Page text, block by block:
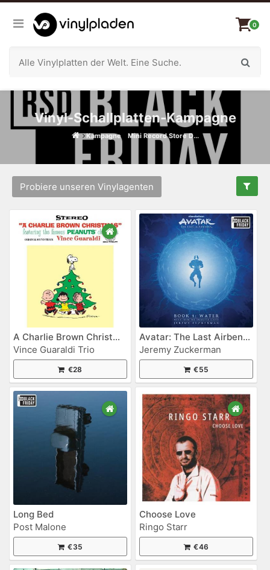
0
Vinyl-Schallplatten-Kampagne
Kampagne Mini Record Store D...
Probiere unseren Vinylagenten
A Charlie Brown Christmas
Vince Guaraldi Trio
€28
Avatar: The Last Airbender - Book 1: Water (Original Soundtrack)
Jeremy Zuckerman
€55
Long Bed
Post Malone
€35
Choose Love
Ringo Starr
€46